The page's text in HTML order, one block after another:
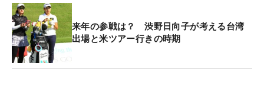
と、一気に開幕が楽しみになった。
そして、テンション高めで臨めそうな大会は、“ルー
キー賞金女王”を目指す渋野にとって、大事な戦いに
もなりそうだ。現在賞金ランク2位につける渋野だ
来年の参戦は？ 渋野日向子が考える台湾
出場と米ツアー行きの時期